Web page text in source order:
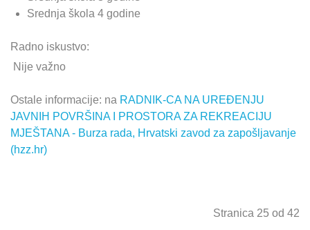
Srednja škola 4 godine
Radno iskustvo:
Nije važno
Ostale informacije: na RADNIK-CA NA UREĐENJU
JAVNIH POVRŠINA I PROSTORA ZA REKREACIJU
MJEŠTANA - Burza rada, Hrvatski zavod za zapošljavanje
(hzz.hr)
Stranica 25 od 42